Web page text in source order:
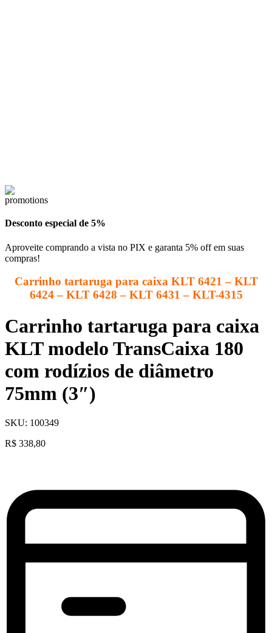
Desconto especial de 5%
Aproveite comprando a vista no PIX e garanta 5% off em suas
compras!
Carrinho tartaruga para caixa KLT 6421 – KLT
6424 – KLT 6428 – KLT 6431 – KLT-4315
Carrinho tartaruga para caixa
KLT modelo TransCaixa 180
com rodízios de diâmetro
75mm (3″)
SKU: 100349
R$ 338,80